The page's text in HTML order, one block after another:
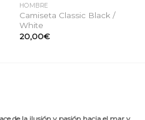
HOMBRE
Camiseta Classic Black /
White
20,00€